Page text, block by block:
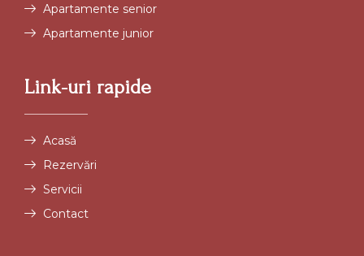
Apartamente senior
Apartamente junior
Link-uri rapide
Acasă
Rezervări
Servicii
Contact